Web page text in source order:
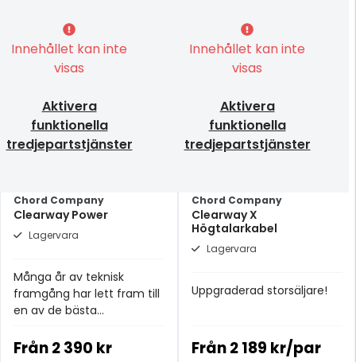
Innehållet kan inte
visas
Aktivera
funktionella
tredjepartstjänster
Chord Company
Clearway Power
Lagervara
Många år av teknisk
framgång har lett fram till
en av de bästa
prisklassen.
Från2 390 kr
Innehållet kan inte
visas
Aktivera
funktionella
tredjepartstjänster
Chord Company
Clearway X
Högtalarkabel
Lagervara
Uppgraderad storsäljare!
Från2 189 kr/par